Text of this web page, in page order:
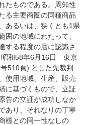
たものである。周知性
る主要商圏の同種商品
あるいは、狭くとも1県
囲の地域にわたって、
する程度の層に認識さ
昭和58年6月16日 東京
510頁) とした先裁判
使用地域、生産、販売
に基づくもので、立証
告の立証が成功しなか
あり、それなりの丁寧
標との同一性なしの